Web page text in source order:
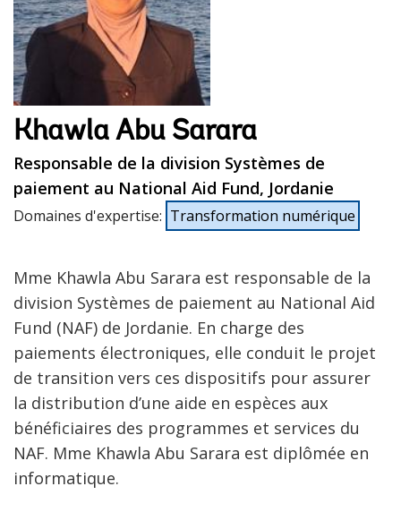
Khawla Abu Sarara
Responsable de la division Systèmes de
paiement au National Aid Fund, Jordanie
Domaines d'expertise: Transformation numérique
Mme Khawla Abu Sarara est responsable de la
division Systèmes de paiement au National Aid
Fund (NAF) de Jordanie. En charge des
paiements électroniques, elle conduit le projet
de transition vers ces dispositifs pour assurer
la distribution d’une aide en espèces aux
bénéficiaires des programmes et services du
NAF. Mme Khawla Abu Sarara est diplômée en
informatique.